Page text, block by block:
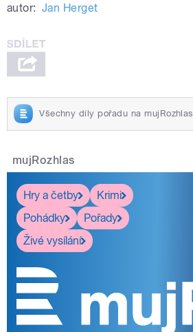
autor: Jan Herget
Všechny díly pořadu na mujRozhlas
mujRozhlas
Hry a četby
Krimi
Pohádky
Pořady
Živé vysílání